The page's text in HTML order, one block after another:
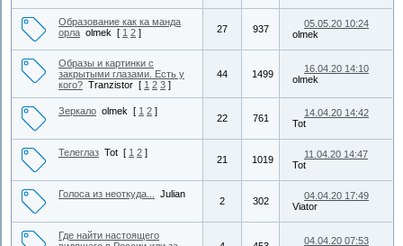
Образование как ка манда
орла olmek [ 1 2 ] 27 937
05.05.20 10:24
olmek
Образы и картинки с
закрытыми глазами. Есть у
кого? Tranzistor [ 1 2 3 ]
44 1499
16.04.20 14:10
olmek
Зеркало olmek [ 1 2 ]
22 761
14.04.20 14:42
Tot
Телеглаз Tot [ 1 2 ]
21 1019
11.04.20 14:47
Tot
Голоса из неоткуда... Julian
2 302
04.04.20 17:49
Viator
Где найти настоящего
04.04.20 07:53